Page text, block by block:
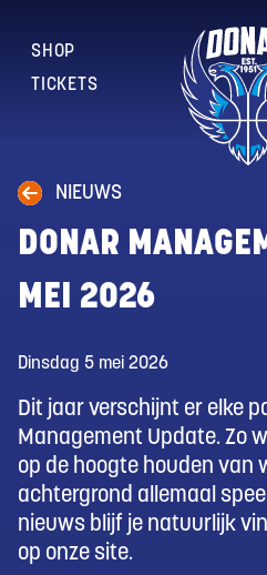
SHOP
TICKETS
NIEUWS
DONAR
MEI 2026
Dinsdag 5 mei 2026
Dit jaar verschijnt er elke
Management Update. Zo
op de hoogte houden van
achtergrond allemaal
nieuws blijf je natuurlijk
op onze site.